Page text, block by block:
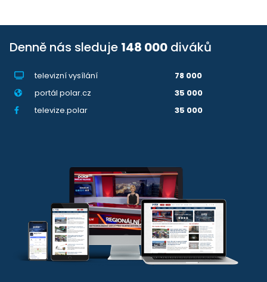
Denně nás sleduje 148 000 diváků
televizní vysílání
78 000
portál polar.cz
35 000
televize.polar
35 000